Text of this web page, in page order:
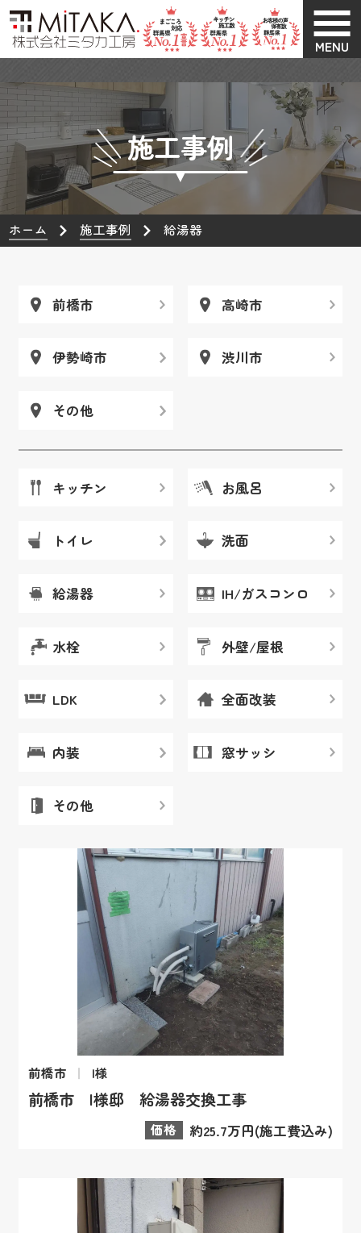
MENU
施工事例
ホーム 施工事例 給湯器
前橋市 高崎市
伊勢崎市 渋川市
その他
キッチン お風呂
トイレ 洗面
給湯器 IH/ガスコンロ
水栓 外壁/屋根
LDK 全面改装
内装 窓サッシ
その他
前橋市 I様
前橋市 I様邸 給湯器交換工事
価格 約25.7万円(施工費込み)